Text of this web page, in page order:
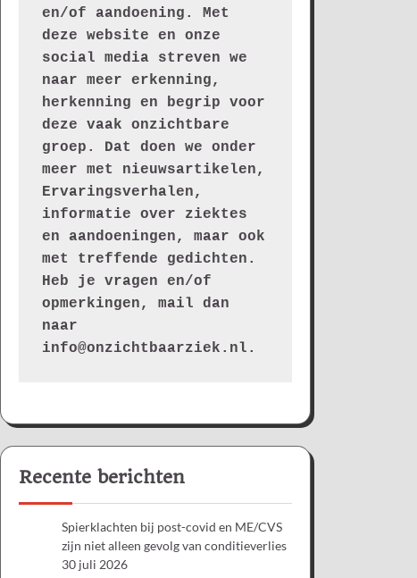
en/of aandoening. Met
deze website en onze
social media streven we
naar meer erkenning,
herkenning en begrip voor
deze vaak onzichtbare
groep. Dat doen we onder
meer met nieuwsartikelen,
Ervaringsverhalen,
informatie over ziektes
en aandoeningen, maar ook
met treffende gedichten.
Heb je vragen en/of
opmerkingen, mail dan
naar
info@onzichtbaarziek.nl.
Recente berichten
Spierklachten bij post-covid en ME/CVS
zijn niet alleen gevolg van conditieverlies
30 juli 2026